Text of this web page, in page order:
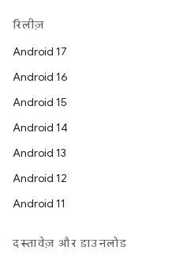
रिलीज़
Android 17
Android 16
Android 15
Android 14
Android 13
Android 12
Android 11
दस्तावेज़ और डाउनलोड